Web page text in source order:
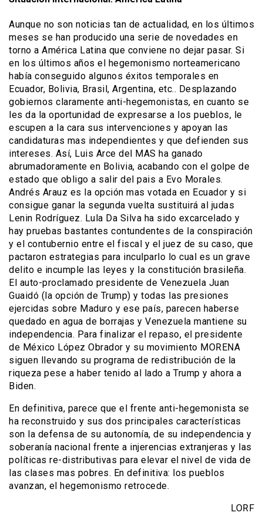
Aunque no son noticias tan de actualidad, en los últimos
meses se han producido una serie de novedades en
torno a América Latina que conviene no dejar pasar. Si
en los últimos años el hegemonismo norteamericano
había conseguido algunos éxitos temporales en
Ecuador, Bolivia, Brasil, Argentina, etc.. Desplazando
gobiernos claramente anti-hegemonistas, en cuanto se
les da la oportunidad de expresarse a los pueblos, le
escupen a la cara sus intervenciones y apoyan las
candidaturas mas independientes y que defienden sus
intereses. Así, Luis Arce del MAS ha ganado
abrumadoramente en Bolivia, acabando con el golpe de
estado que obligo a salir del pais a Evo Morales.
Andrés Arauz es la opción mas votada en Ecuador y si
consigue ganar la segunda vuelta sustituirá al judas
Lenin Rodríguez. Lula Da Silva ha sido excarcelado y
hay pruebas bastantes contundentes de la conspiración
y el contubernio entre el fiscal y el juez de su caso, que
pactaron estrategias para inculparlo lo cual es un grave
delito e incumple las leyes y la constitución brasileña.
El auto-proclamado presidente de Venezuela Juan
Guaidó (la opción de Trump) y todas las presiones
ejercidas sobre Maduro y ese país, parecen haberse
quedado en agua de borrajas y Venezuela mantiene su
independencia. Para finalizar el repaso, el presidente
de México López Obrador y su movimiento MORENA
siguen llevando su programa de redistribución de la
riqueza pese a haber tenido al lado a Trump y ahora a
Biden.
En definitiva, parece que el frente anti-hegemonista se
ha reconstruido y sus dos principales características
son la defensa de su autonomía, de su independencia y
soberanía nacional frente a injerencias extranjeras y las
políticas re-distributivas para elevar el nivel de vida de
las clases mas pobres. En definitiva: los pueblos
avanzan, el hegemonismo retrocede.
LORF